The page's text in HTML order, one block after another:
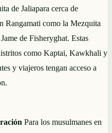
de Jaliapara cerca de
Rangamati como la Mezquita
de Fisheryghat. Estas
como Kaptai, Kawkhali y
y viajeros tengan acceso a
Para los musulmanes en